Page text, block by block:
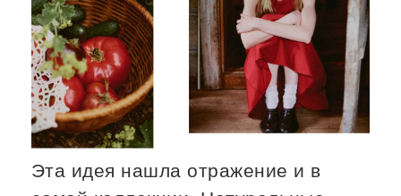
Эта идея нашла отражение и в